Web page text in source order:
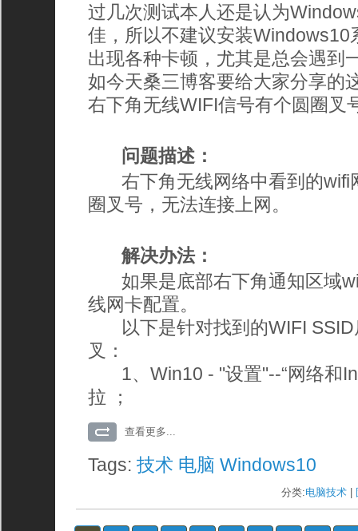
过几次测试本人还是认为
佳，所以不建议安装
出现各种卡顿，尤其是总会遇到
如今天桑三博客要给大家分享的
右下角无线WIFI信号有个圆圈叉
问题描述：
右下角无线网络中看到的wifi
圈叉号，无法连接上网。
解决办法：
如果是底部右下角通知区域
线网卡配置。
以下是针对找到的WIFI SSID
叉：
1、Win10 - "设置"--“网络和
拉 ；
查看更多...
Tags:技术 电脑 Windows10
分类:电脑技术